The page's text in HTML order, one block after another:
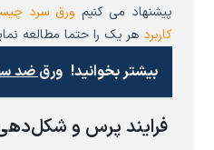
پیشنهاد می کنیم ورق سرد
کاربرد هر یک را حتما مطالعه
بیشتر بخوانید! ورق ضد
فرایند پرس و